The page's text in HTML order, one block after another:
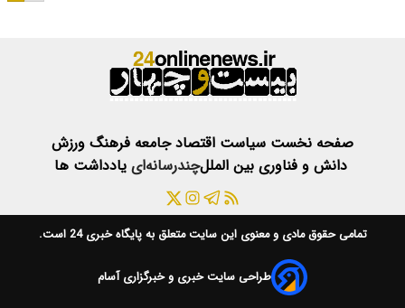
صفحه نخست سیاست اقتصادجامعه فرهنگ ورزش
دانش و فناوری بین المللچندرسانه‌ای یادداشت ها
تمامی حقوق مادی و معنوی این سایت متعلق بهپایگاه خبری 24 است.
طراحی سایت خبری و خبرگزاری آسام